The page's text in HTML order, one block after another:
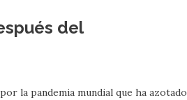
del
la pandemia mundial que ha azotado